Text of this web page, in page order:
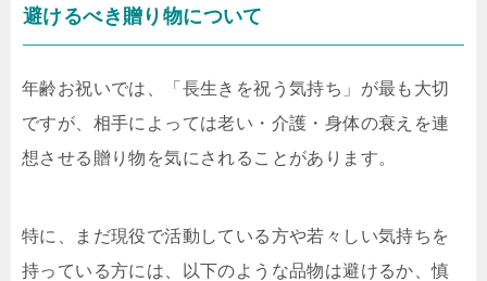
避けるべき贈り物について
年齢お祝いでは、「長生きを祝う気持ち」が最も大切
ですが、相手によっては老い・介護・身体の衰えを連
想させる贈り物を気にされることがあります。
特に、まだ現役で活動している方や若々しい気持ちを
持っている方には、以下のような品物は避けるか、慎